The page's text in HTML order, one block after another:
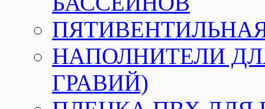
НАПОЛНИТЕЛИ
ГРАВИЙ)